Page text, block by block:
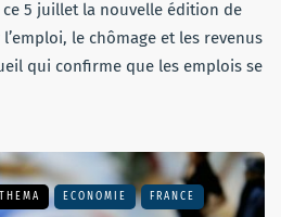
5 juillet la nouvelle édition de
le chômage et les revenus
qui confirme que les emplois se
ECONOMIE FRANCE